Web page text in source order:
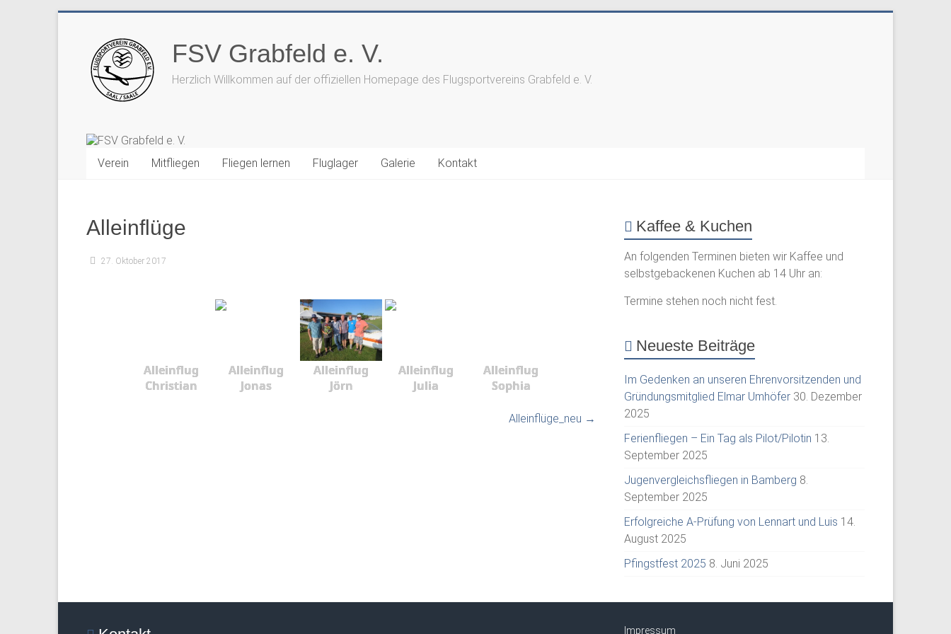
springen
FSV Grabfeld e. V.
Herzlich Willkommen auf der offiziellen Homepage des Flugsportvereins Grabfeld e. V.
Verein Mitfliegen Fliegen lernen Fluglager Galerie Kontakt
Alleinflüge
27. Oktober 2017
Alleinflug
Christian
Alleinflug
Jonas
Alleinflug
Jörn
Alleinflug
Julia
Alleinflug
Sophia
Alleinflüge_neu →
Kaffee & Kuchen
An folgenden Terminen bieten wir Kaffee und
selbstgebackenen Kuchen ab 14 Uhr an:
Termine stehen noch nicht fest.
Neueste Beiträge
Im Gedenken an unseren Ehrenvorsitzenden und
Gründungsmitglied Elmar Umhöfer 30. Dezember
2025
Ferienfliegen – Ein Tag als Pilot/Pilotin 13.
September 2025
Jugenvergleichsfliegen in Bamberg 8.
September 2025
Erfolgreiche A-Prüfung von Lennart und Luis 14.
August 2025
Pfingstfest 2025 8. Juni 2025
Impressum